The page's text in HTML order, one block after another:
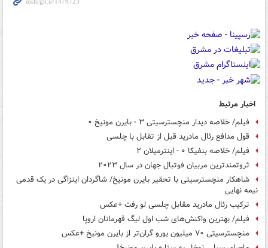
اخبار مرتبط
فیلم/ خلاصه دیدار منچسترسیتی ۳ - بایرن مونیخ ۰
قول مدافع رئال مادرید قبل از تقابل با چلسی
فیلم/ خلاصه بنفیکا ۰ - اینترمیلان ۲
ثروتمندترین مربیان فوتبال جهان در سال ۲۰۲۳
شاهکار منچسترسیتی با تحقیر بایرن مونیخ/ شاگردان اینزاگی در یک قدمی
نیمه نهایی
ترکیب رئال مادرید مقابل چلسی لو رفت +عکس
فیلم/ بهترین واکنش‌های شب اول لیگ قهرمانان اروپا
منچسترسیتی ۷۰ میلیون یورو گران‌تر از بایرن مونیخ +عکس